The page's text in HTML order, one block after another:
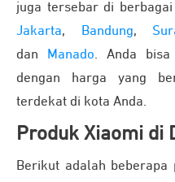
juga tersebar di
Jakarta, Bandung,
dan
Manado. Anda bisa
dengan harga yang
terdekat di kota Anda.
Produk Xiaomi di
Berikut adalah